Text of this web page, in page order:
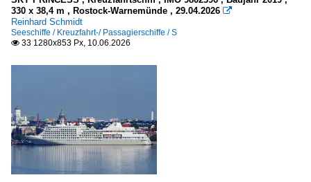
Deutschland
Bremerhaven
Wismar
Estland
Tallinn
330 x 38,4 m , Rostock-Warnemünde , 29.04.2026 
Reinhard Schmidt
Seeschiffe / Kreuzfahrt-/ Passagierschiffe / S
 33 1280x853 Px, 10.06.2026